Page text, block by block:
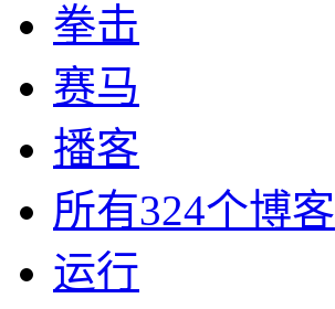
拳击
赛马
播客
所有324个博客
运行